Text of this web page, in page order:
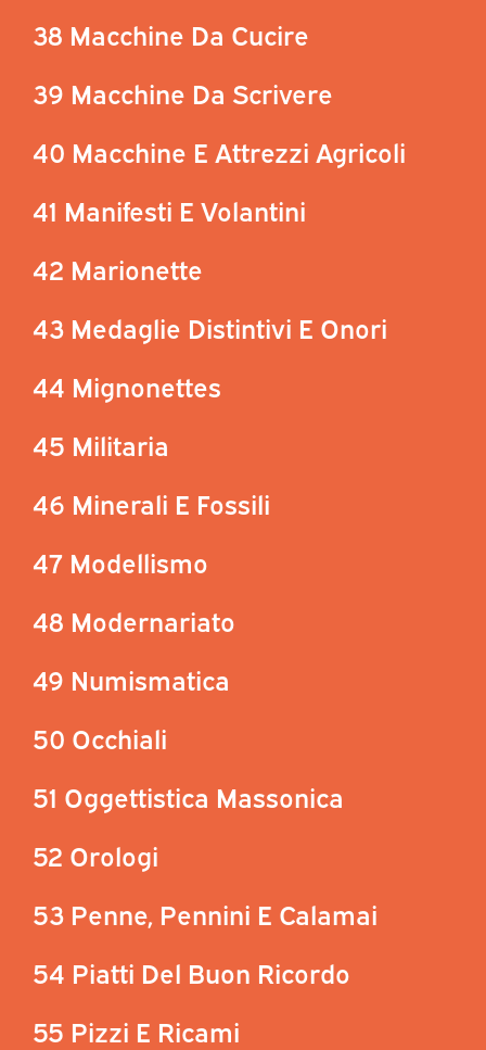
38 Macchine Da Cucire
39 Macchine Da Scrivere
40 Macchine E Attrezzi Agricoli
41 Manifesti E Volantini
42 Marionette
43 Medaglie Distintivi E Onori
44 Mignonettes
45 Militaria
46 Minerali E Fossili
47 Modellismo
48 Modernariato
49 Numismatica
50 Occhiali
51 Oggettistica Massonica
52 Orologi
53 Penne, Pennini E Calamai
54 Piatti Del Buon Ricordo
55 Pizzi E Ricami